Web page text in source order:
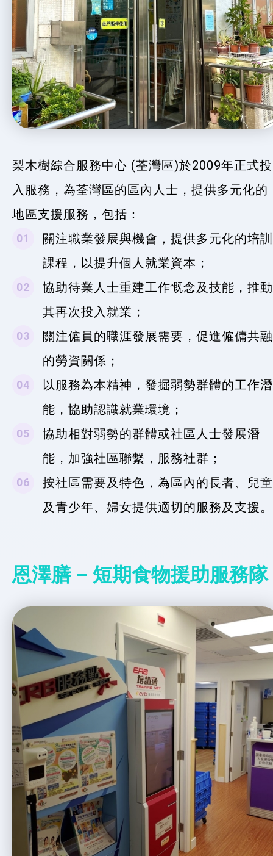
梨木樹綜合服務中心 (荃灣區)於2009年正式投
入服務，為荃灣區的區內人士，提供多元化的
地區支援服務，包括：
關注職業發展與機會，提供多元化的培訓
課程，以提升個人就業資本；
協助待業人士重建工作慨念及技能，推動
其再次投入就業；
關注僱員的職涯發展需要，促進僱傭共融
的勞資關係；
以服務為本精神，發掘弱勢群體的工作潛
能，協助認識就業環境；
協助相對弱勢的群體或社區人士發展潛
能，加強社區聯繫，服務社群；
按社區需要及特色，為區內的長者、兒童
及青少年、婦女提供適切的服務及支援。
恩澤膳 – 短期食物援助服務隊